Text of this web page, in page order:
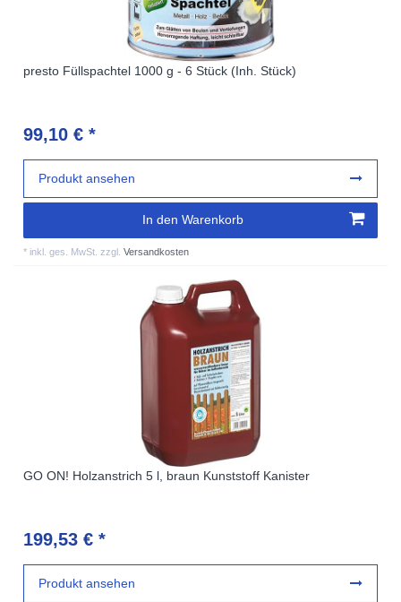
presto Füllspachtel 1000 g - 6 Stück (Inh. Stück)
99,10 € *
In den Warenkorb
* inkl. ges. MwSt. zzgl.Versandkosten
Produkt ansehen
GO ON! Holzanstrich 5 l, braun Kunststoff Kanister
199,53 € *
Produkt ansehen